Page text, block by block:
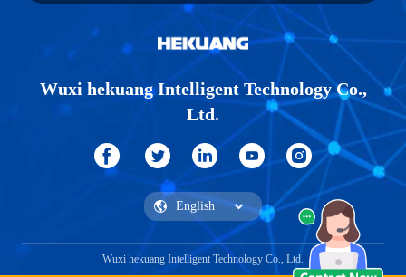
Wuxi hekuang Intelligent Technology Co.,
Ltd.
Wuxi hekuang Intelligent Technology Co., Ltd.